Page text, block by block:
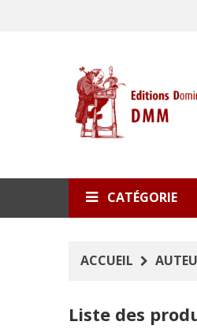
CATÉGORIE
ACCUEIL
Liste des